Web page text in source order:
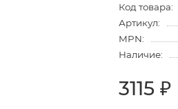
Код товара:
Артикул:
MPN:
Наличие:
3115 ₽